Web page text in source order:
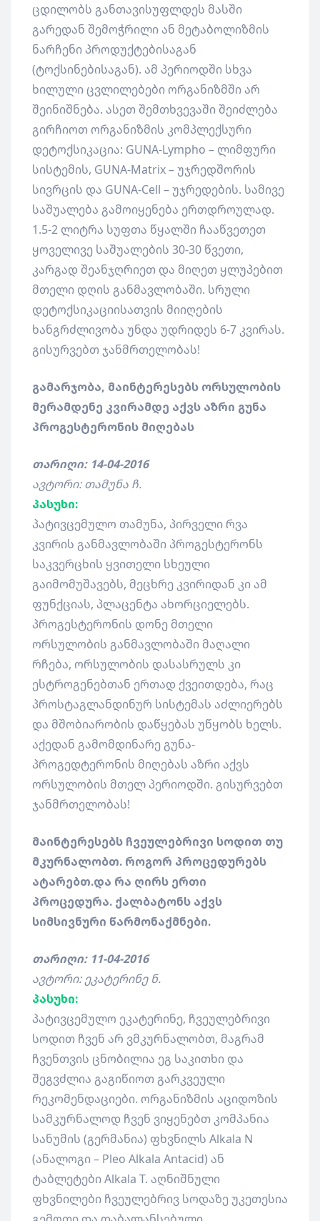
ცდილობს განთავისუფლდეს მასში
გარედან შემოჭრილი ან მეტაბოლიზმის
ნარჩენი პროდუქტებისაგან
(ტოქსინებისაგან). ამ პერიოდში სხვა
ხილული ცვლილებები ორგანიზმში არ
შეინიშნება. ასეთ შემთხვევაში შეიძლება
გირჩიოთ ორგანიზმის კომპლექსური
დეტოქსიკაცია: GUNA-Lympho – ლიმფური
სისტემის, GUNA-Matrix – უჯრედშორის
სივრცის და GUNA-Cell – უჯრედების. სამივე
საშუალება გამოიყენება ერთდროულად.
1.5-2 ლიტრა სუფთა წყალში ჩააწვეთეთ
ყოველივე საშუალების 30-30 წვეთი,
კარგად შეანჯღრიეთ და მიღეთ ყლუპებით
მთელი დღის განმავლობაში. სრული
დეტოქსიკაციისათვის მიიღების
ხანგრძლივობა უნდა უდრიდეს 6-7 კვირას.
გისურვებთ ჯანმრთელობას!
გამარჯობა, მაინტერესებს ორსულობის
მერამდენე კვირამდე აქვს აზრი გუნა
პროგესტერონის მიღებას
თარიღი: 14-04-2016
ავტორი: თამუნა ჩ.
პასუხი:
პატივცემულო თამუნა, პირველი რვა
კვირის განმავლობაში პროგესტერონს
საკვერცხის ყვითელი სხეული
გაიმომუშავებს, მეცხრე კვირიდან კი ამ
ფუნქციას, პლაცენტა ახორციელებს.
პროგესტერონის დონე მთელი
ორსულობის განმავლობაში მაღალი
რჩება, ორსულობის დასასრულს კი
ესტროგენებთან ერთად ქვეითდება, რაც
პროსტაგლანდინურ სისტემას აძლიერებს
და მშობიარობის დაწყებას უწყობს ხელს.
აქედან გამომდინარე გუნა-
პროგედტერონის მიღებას აზრი აქვს
ორსულობის მთელ პერიოდში. გისურვებთ
ჯანმრთელობას!
მაინტერესებს ჩვეულებრივი სოდით თუ
მკურნალობთ. როგორ პროცედურებს
ატარებთ.და რა ღირს ერთი
პროცედურა. ქალბატონს აქვს
სიმსივნური წარმონაქმნები.
თარიღი: 11-04-2016
ავტორი: ეკატერინე ნ.
პასუხი:
პატივცემულო ეკატერინე, ჩვეულებრივი
სოდით ჩვენ არ ვმკურნალობთ, მაგრამ
ჩვენთვის ცნობილია ეგ საკითხი და
შეგვძლია გაგიწიოთ გარკვეული
რეკომენდაციები. ორგანიზმის აციდოზის
სამკურნალოდ ჩვენ ვიყენებთ კომპანია
სანუმის (გერმანია) ფხვნილს Alkala N
(ანალოგი – Pleo Alkala Antacid) ან
ტაბლეტები Alkala T. აღნიშნული
ფხვნილები ჩვეულებრივ სოდაზე უკეთესია